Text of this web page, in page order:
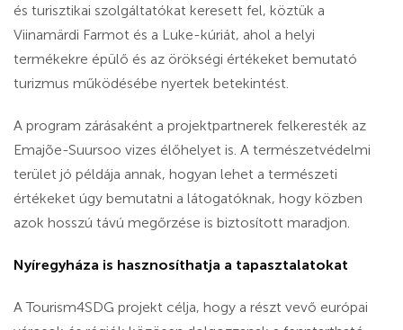
és turisztikai szolgáltatókat keresett fel, köztük a
Viinamärdi Farmot és a Luke-kúriát, ahol a helyi
termékekre épülő és az örökségi értékeket bemutató
turizmus működésébe nyertek betekintést.
A program zárásaként a projektpartnerek felkeresték az
Emajõe-Suursoo vizes élőhelyet is. A természetvédelmi
terület jó példája annak, hogyan lehet a természeti
értékeket úgy bemutatni a látogatóknak, hogy közben
azok hosszú távú megőrzése is biztosított maradjon.
Nyíregyháza is hasznosíthatja a tapasztalatokat
A Tourism4SDG projekt célja, hogy a részt vevő európai